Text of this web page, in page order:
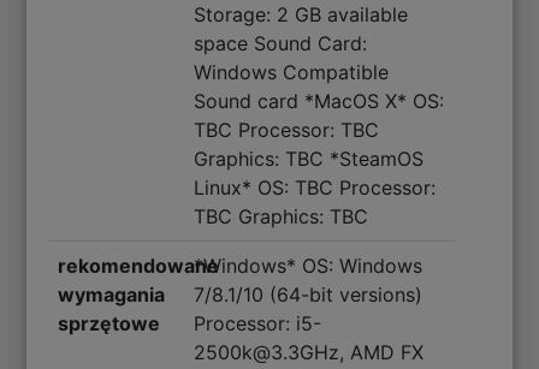
Storage: 2 GB available
space Sound Card:
Windows Compatible
Sound card *MacOS X* OS:
TBC Processor: TBC
Graphics: TBC *SteamOS
Linux* OS: TBC Processor:
TBC Graphics: TBC
rekomendowane
wymagania
sprzętowe
*Windows* OS: Windows
7/8.1/10 (64-bit versions)
Processor: i5-
2500k@3.3GHz, AMD FX